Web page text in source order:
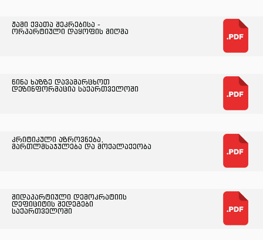
ჟამი ქვათა შეკრებისა -
ორპარტიული დაყოფის მიღმა
წინა ხაზზე დავამარცხოთ
დეზინფორმაცია საქართველოში
კრიტიკული აზროვნება,
მართლმსაჯულება და მოქალაქეობა
შიდაპარტიული დემოკრატიის
დეფიციტის შედეგები
საქართველოში